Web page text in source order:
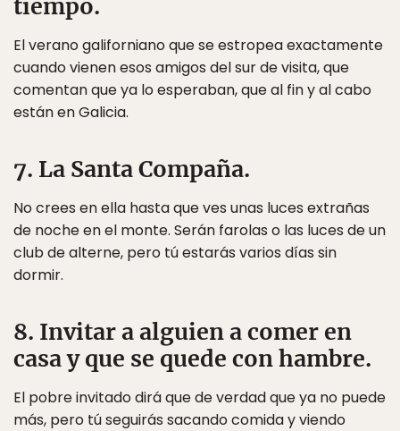
tiempo.
El verano galiforniano que se estropea exactamente
cuando vienen esos amigos del sur de visita, que
comentan que ya lo esperaban, que al fin y al cabo
están en Galicia.
7. La Santa Compaña.
No crees en ella hasta que ves unas luces extrañas
de noche en el monte. Serán farolas o las luces de un
club de alterne, pero tú estarás varios días sin
dormir.
8. Invitar a alguien a comer en
casa y que se quede con hambre.
El pobre invitado dirá que de verdad que ya no puede
más, pero tú seguirás sacando comida y viendo